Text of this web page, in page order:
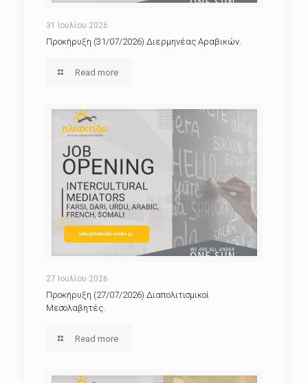
31 Ιουλίου 2026
Προκήρυξη (31/07/2026) Διερμηνέας Αραβικών.
Read more
27 Ιουλίου 2026
Προκήρυξη (27/07/2026) Διαπολιτισμικοί
Μεσολαβητές.
Read more